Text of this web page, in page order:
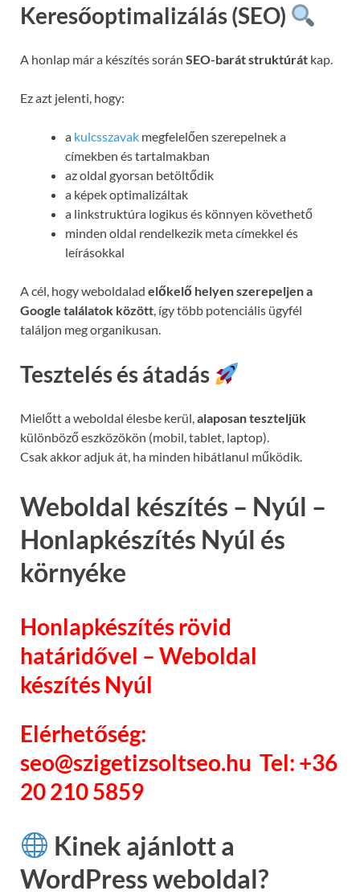
Keresőoptimalizálás (SEO)
A honlap már a készítés során SEO-barát struktúrát kap.
Ez azt jelenti, hogy:
a kulcsszavak megfelelően szerepelnek a
címekben és tartalmakban
az oldal gyorsan betöltődik
a képek optimalizáltak
a linkstruktúra logikus és könnyen követhető
minden oldal rendelkezik meta címekkel és
leírásokkal
A cél, hogy weboldalad előkelő helyen szerepeljen a
Google találatok között, így több potenciális ügyfél
találjon meg organikusan.
Tesztelés és átadás
Mielőtt a weboldal élesbe kerül,alaposan teszteljük
különböző eszközökön (mobil, tablet, laptop).
Csak akkor adjuk át, ha minden hibátlanul működik.
Weboldal készítés – Nyúl –
Honlapkészítés Nyúl és
környéke
Honlapkészítés rövid
határidővel – Weboldal
készítés Nyúl
Elérhetőség:
seo@szigetizsoltseo.hu Tel: +36
20 210 5859
Kinek ajánlott a
WordPress weboldal?